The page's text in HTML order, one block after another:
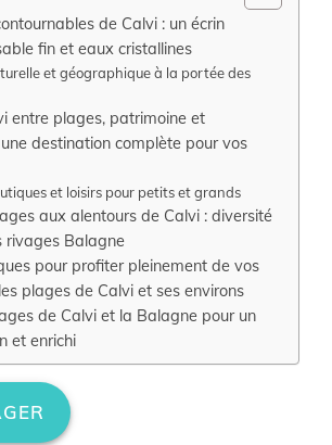
de Calvi : un écrin
fin et eaux cristallines
et géographique à la portée des
entre plages, patrimoine et
destination complète pour vos
et loisirs pour petits et grands
aux alentours de Calvi : diversité
rivages Balagne
pour profiter pleinement de vos
plages de Calvi et ses environs
de Calvi et la Balagne pour un
et enrichi